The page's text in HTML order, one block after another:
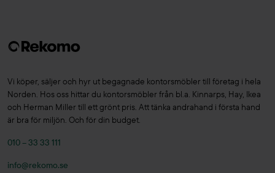
Vi köper, säljer och hyr ut begagnade kontorsmöbler till företag i hela
Norden. Hos oss hittar du kontorsmöbler från bl.a. Kinnarps, Hay, Ikea
och Herman Miller till ett grönt pris. Att tänka andrahand i första hand
är bra för miljön. Och för din budget.
010 – 33 33 111
info@rekomo.se